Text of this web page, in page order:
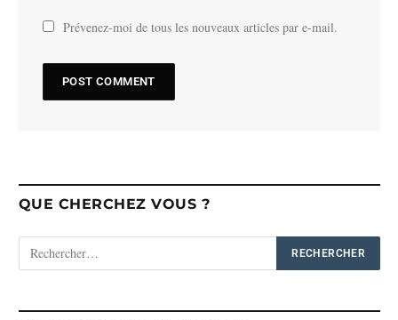
Prévenez-moi de tous les nouveaux articles par e-mail.
QUE CHERCHEZ VOUS ?